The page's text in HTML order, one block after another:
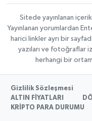
Sitede yayınlanan
Yayınlanan yorumlardan
harici linkler ayrı bir
yazıları ve fotoğraflar
herhangi bir
Gizlilik Sözleşmesi
ALTIN FİYATLARI
KRİPTO PARA DURUMU